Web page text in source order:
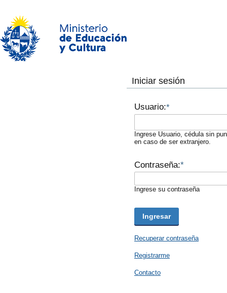
Iniciar sesión
Usuario:*
Ingrese Usuario, cédula sin
en caso de ser extranjero.
Contraseña:*
Ingrese su contraseña
Ingresar
Recuperar contraseña
Registrarme
Contacto